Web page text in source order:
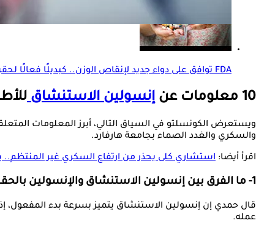
FDA توافق على دواء جديد لإنقاص الوزن.. كبديلًا فعالًا لحقن التخسيس
10 معلومات عن إنسولين الاستنشاق
ويستعرض الكونسلتو في السياق التالي، أبرز المعلومات
والسكري والغدد الصماء بجامعة هارفارد.
اقرأ أيضا: استشاري كلى يحذر من ارتفاع السكري غير
1- ما الفرق بين إنسولين الاستنشاق والإنسولين بالحقن؟
عمله.